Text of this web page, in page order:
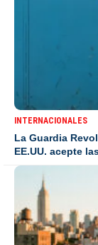
INTERNACIONALES
La Guardia
EE.UU. acepte